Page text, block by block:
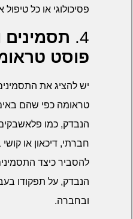
פסיכולוגי או כל טיפול
4. תסמינים
פוסט
יש להציג את
טראומה כפי שהם באים
הנבדק, כמו
חברתי, דיכאון או קושי
להסביר כיצד
הנבדק, על תפקודו
ובחברה.